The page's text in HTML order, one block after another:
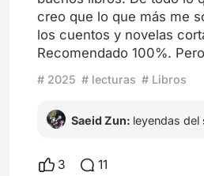
creo que lo que más me
los cuentos y novelas
Recomendado 100%.
leyeron este año? ¿Qué
# 2025 # lecturas # Libros
Saeid Zun: leyendas del
3 11